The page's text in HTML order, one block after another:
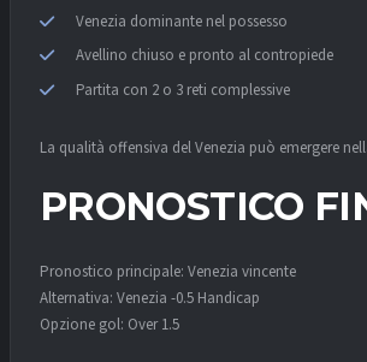
Venezia dominante nel possesso
Avellino chiuso e pronto al contropiede
Partita con 2 o 3 reti complessive
La qualità offensiva del Venezia può emergere
PRONOSTICO
Pronostico principale: Venezia vincente
Alternativa: Venezia -0.5 Handicap
Opzione gol: Over 1.5